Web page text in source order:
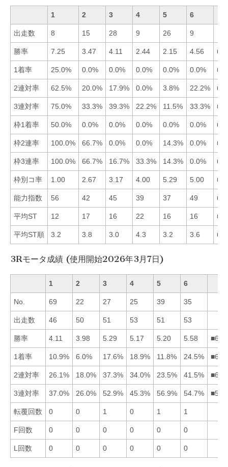
1 2 3 4 5 6
出走数 8 15 28 9 26 9
勝率 7.25 3.47 4.11 2.44 2.15 4.56
1着率 25.0% 0.0% 0.0% 0.0% 0.0% 0.0%
2連対率 62.5% 20.0% 17.9% 0.0% 3.8% 22.2%
3連対率 75.0% 33.3% 39.3% 22.2% 11.5% 33.3%
枠1着率 50.0% 0.0% 0.0% 0.0% 0.0% 0.0%
枠2連率 100.0% 66.7% 0.0% 0.0% 14.3% 0.0%
枠3連率 100.0% 66.7% 16.7% 33.3% 14.3% 0.0%
枠別コ率 1.00 2.67 3.17 4.00 5.29 5.00
能力指数 56 42 45 39 37 49
平均ST 12 17 16 22 16 16
平均ST順 3.2 3.8 3.0 4.3 3.2 3.6
3Rモータ成績 (使用開始2026年3月7日)
1 2 3 4 5 6
No. 69 22 27 25 39 35
出走数 46 50 51 53 51 53
勝率 4.11 3.98 5.29 5.17 5.20 5.58
1着率 10.9% 6.0% 17.6% 18.9% 11.8% 24.5%
2連対率 26.1% 18.0% 37.3% 34.0% 23.5% 41.5%
3連対率 37.0% 26.0% 52.9% 45.3% 56.9% 54.7%
転覆回数 0 0 1 0 1 1
F回数 0 0 0 0 0 0
L回数 0 0 0 0 0 0